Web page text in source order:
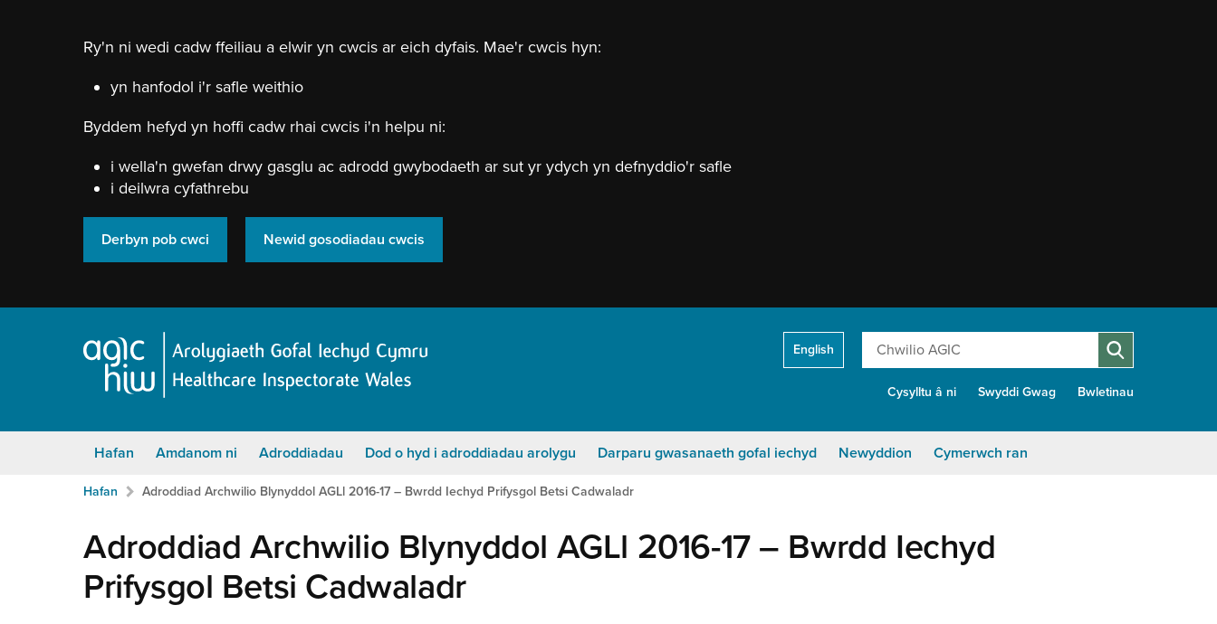
Ry'n ni wedi cadw ffeiliau a elwir yn cwcis ar eich dyfais. Mae'r cwcis hyn:
yn hanfodol i'r safle weithio
Byddem hefyd yn hoffi cadw rhai cwcis i'n helpu ni:
i wella'n gwefan drwy gasglu ac adrodd gwybodaeth ar sut yr ydych yn defnyddio'r safle
i deilwra cyfathrebu
Derbyn pob cwci Newid gosodiadau cwcis
Hafan
English
Menu
Cysylltu â ni Swyddi Gwag Bwletinau
Hafan Amdanom ni Adroddiadau Dod o hyd i adroddiadau arolygu Darparu gwasanaeth gofal iechyd Newyddion Cymerwch ran
Breadcrumb
Hafan
Neidio
gynnwy:
Adroddiad Archwilio Blynyddol AGLl 2016-17 – Bwrdd Iechyd Prifysgol Betsi Cadwaladr
Adroddiad Archwilio Blynyddol AGLl 2016-17 – Bwrdd Iechyd
Prifysgol Betsi Cadwaladr